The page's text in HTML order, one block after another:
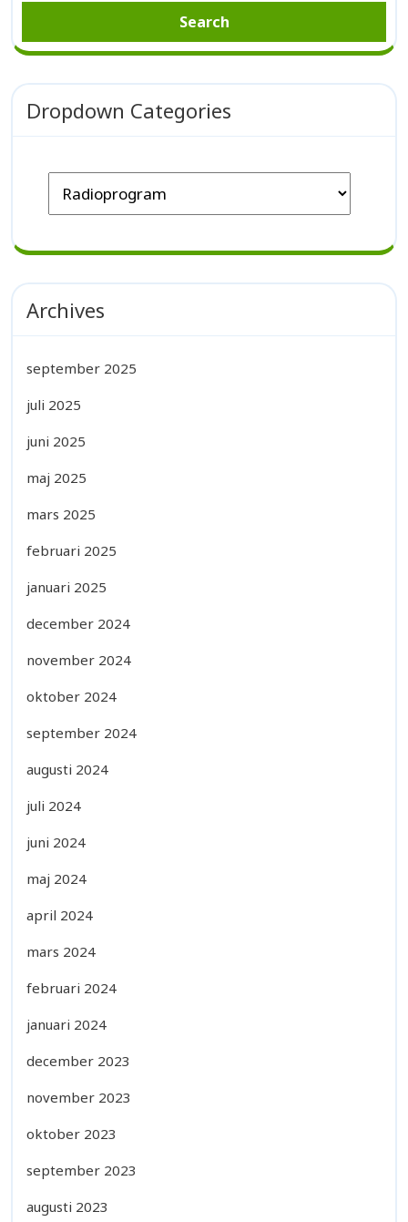
Dropdown Categories
Archives
september 2025
juli 2025
juni 2025
maj 2025
mars 2025
februari 2025
januari 2025
december 2024
november 2024
oktober 2024
september 2024
augusti 2024
juli 2024
juni 2024
maj 2024
april 2024
mars 2024
februari 2024
januari 2024
december 2023
november 2023
oktober 2023
september 2023
augusti 2023